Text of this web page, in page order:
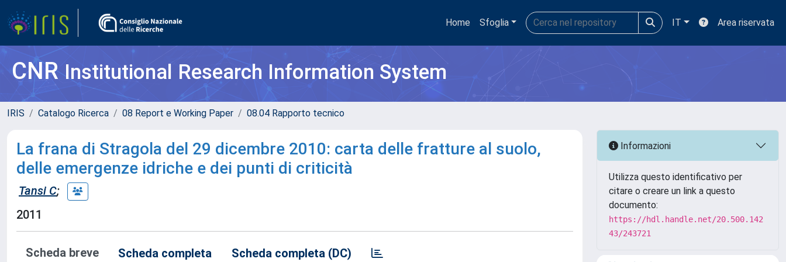
Home Sfoglia IT Area riservata
CNRInstitutional Research Information System
IRIS Catalogo Ricerca 08 Report e Working Paper 08.04 Rapporto tecnico
La frana di Stragola del 29 dicembre 2010: carta delle fratture al suolo,
delle emergenze idriche e dei punti di criticità
Tansi C;
2011
Scheda breve Scheda completa Scheda completa (DC)
Informazioni
Utilizza questo identificativo per
citare o creare un link a questo
documento:
https://hdl.handle.net/20.500.142
43/243721